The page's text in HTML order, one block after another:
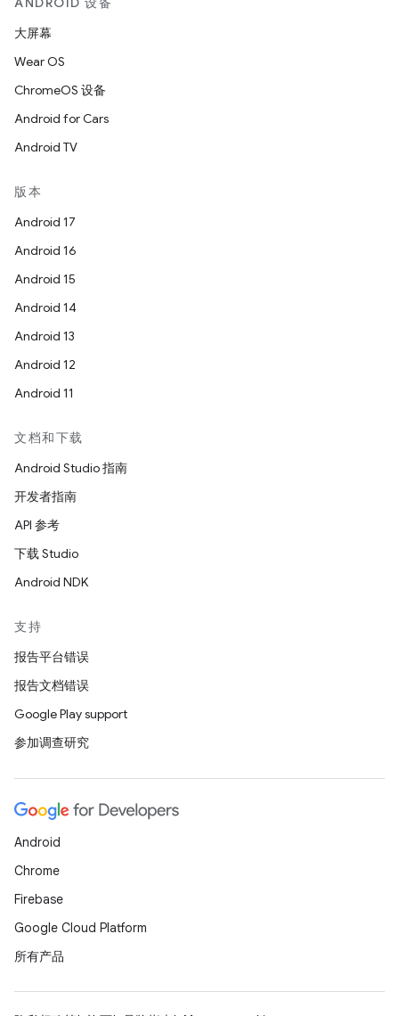
大屏幕
Wear OS
ChromeOS 设备
Android for Cars
Android TV
版本
Android 17
Android 16
Android 15
Android 14
Android 13
Android 12
Android 11
文档和下载
Android Studio 指南
开发者指南
API 参考
下载 Studio
Android NDK
支持
报告平台错误
报告文档错误
Google Play support
参加调查研究
Android
Chrome
Firebase
Google Cloud Platform
所有产品